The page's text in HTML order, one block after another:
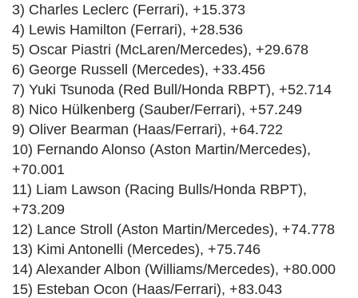
3) Charles Leclerc (Ferrari), +15.373
4) Lewis Hamilton (Ferrari), +28.536
5) Oscar Piastri (McLaren/Mercedes), +29.678
6) George Russell (Mercedes), +33.456
7) Yuki Tsunoda (Red Bull/Honda RBPT), +52.714
8) Nico Hülkenberg (Sauber/Ferrari), +57.249
9) Oliver Bearman (Haas/Ferrari), +64.722
10) Fernando Alonso (Aston Martin/Mercedes),
+70.001
11) Liam Lawson (Racing Bulls/Honda RBPT),
+73.209
12) Lance Stroll (Aston Martin/Mercedes), +74.778
13) Kimi Antonelli (Mercedes), +75.746
14) Alexander Albon (Williams/Mercedes), +80.000
15) Esteban Ocon (Haas/Ferrari), +83.043